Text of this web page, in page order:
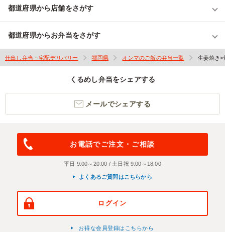
都道府県から店舗をさがす
都道府県からお弁当をさがす
仕出し弁当・宅配デリバリー 福岡県 オンマのご飯の弁当一覧 生姜焼き×
くるめし弁当をシェアする
メールでシェアする
お電話でご注文・ご相談
平日 9:00～20:00 / 土日祝 9:00～18:00
よくあるご質問はこちらから
ログイン
お得な会員登録はこちらから